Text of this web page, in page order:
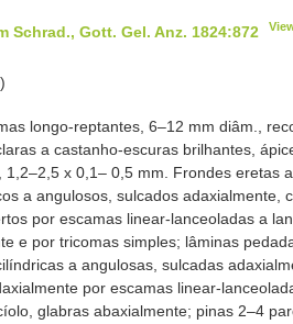
Schrad., Gott. Gel. Anz. 1824:872
longo-reptantes, 6–12 mm diâm.,
a castanho-escuras brilhantes,
1,2–2,5 x 0,1– 0,5 mm. Frondes eretas
a angulosos, sulcados adaxialmente,
por escamas linear-lanceoladas a
e por tricomas simples; lâminas
a angulosas, sulcadas
por escamas linear-
glabras abaxialmente; pinas 2–4